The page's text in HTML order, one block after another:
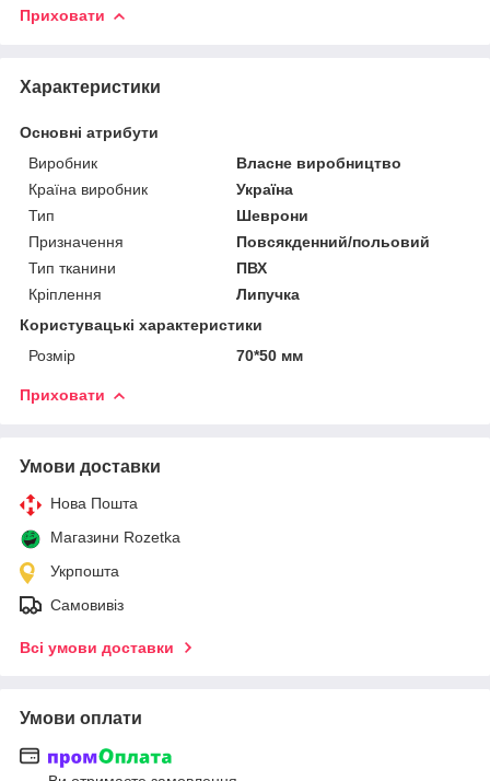
Приховати
Характеристики
Основні атрибути
Виробник
Власне виробництво
Країна виробник
Україна
Тип
Шеврони
Призначення
Повсякденний/польовий
Тип тканини
ПВХ
Кріплення
Липучка
Користувацькі характеристики
Розмір
70*50 мм
Приховати
Умови доставки
Нова Пошта
Магазини Rozetka
Укрпошта
Самовивіз
Всі умови доставки
Умови оплати